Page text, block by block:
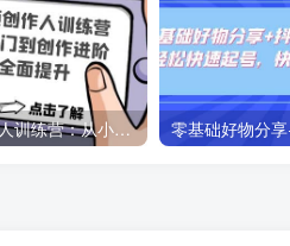
全能视频创作人训练营：从小白入门到创作进阶，助你全面提升